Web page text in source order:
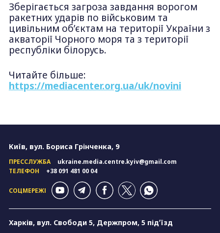
Зберігається загроза завдання ворогом
ракетних ударів по військовим та
цивільним об’єктам на території України з
акваторії Чорного моря та з території
республіки білорусь.
Читайте більше:
https://mediacenter.org.ua/uk/novini
Київ, вул. Бориса Грінченка, 9
ПРЕССЛУЖБА
ukraine.media.centre.kyiv@gmail.com
ТЕЛЕФОН
+38 091 481 00 04
СОЦМЕРЕЖІ
Харків, вул. Свободи 5, Держпром, 5 підʼїзд